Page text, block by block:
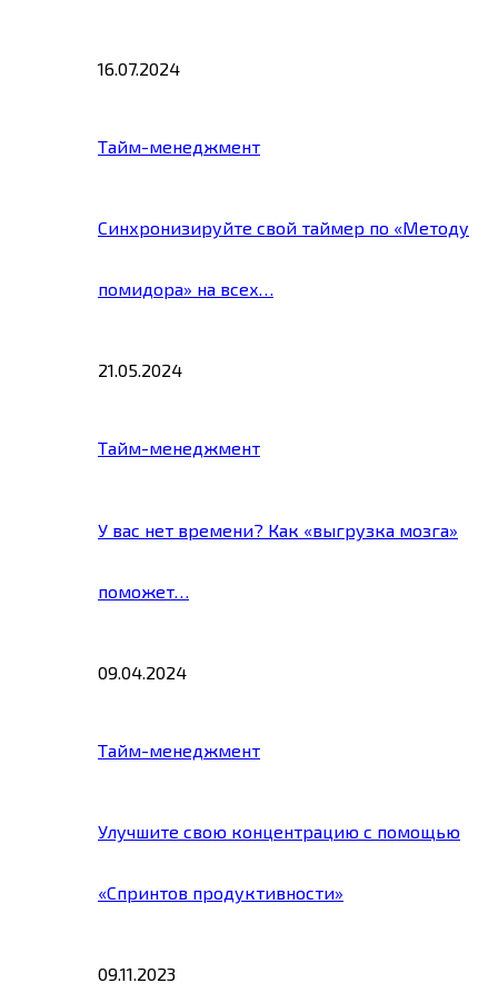
16.07.2024
Тайм-менеджмент
Синхронизируйте свой таймер по «Методу
помидора» на всех…
21.05.2024
Тайм-менеджмент
У вас нет времени? Как «выгрузка мозга»
поможет…
09.04.2024
Тайм-менеджмент
Улучшите свою концентрацию с помощью
«Спринтов продуктивности»
09.11.2023